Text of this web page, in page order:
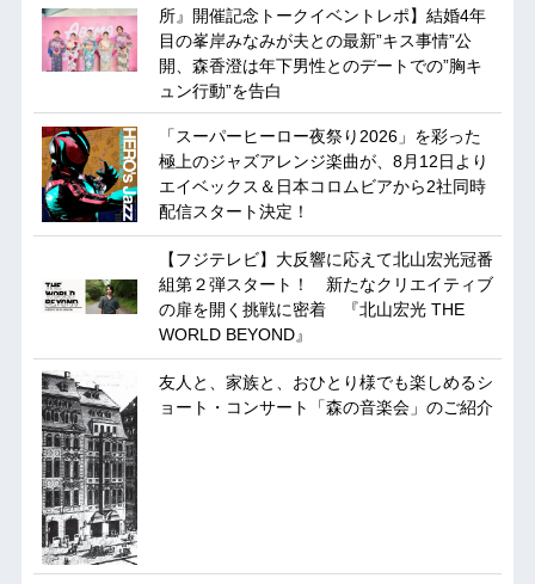
所』開催記念トークイベントレポ】結婚4年
目の峯岸みなみが夫との最新”キス事情”公
開、森香澄は年下男性とのデートでの”胸キ
ュン行動”を告白
「スーパーヒーロー夜祭り2026」を彩った
極上のジャズアレンジ楽曲が、8月12日より
エイベックス＆日本コロムビアから2社同時
配信スタート決定！
【フジテレビ】大反響に応えて北山宏光冠番
組第２弾スタート！ 新たなクリエイティブ
の扉を開く挑戦に密着 『北山宏光 THE
WORLD BEYOND』
友人と、家族と、おひとり様でも楽しめるシ
ョート・コンサート「森の音楽会」のご紹介